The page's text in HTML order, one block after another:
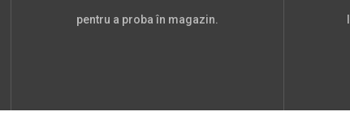
pentru a proba în magazin.